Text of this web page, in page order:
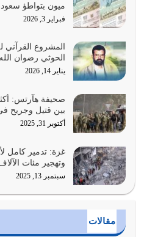
وعد الله تعالى من يُقتل في
والاستبشار والنجاة والخلود
يوليو 29, 2026
القرآن الكريم هو أهم مصدر
معرفة شخصيته معرفة عظمته
يوليو 28, 2026
هل نحن من الصالحين؟ قيِّم
وأعرض نفسك، وأعرض ما
يوليو 27, 2026
عندما يكون عدوك هو عدو الله
أراد الله لهذه الأمة ان تكون
ميون بتواطؤ
فبراير 3, 2026
المشروع القرآني
الحوثي رضوان
يناير 14, 2026
بين قتيل وجريح
أكتوبر 31, 2025
وتهجير مئات
سبتمبر 13, 2025
مقالات